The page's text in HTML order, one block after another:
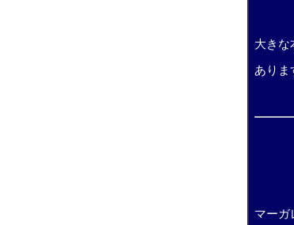
大きな
ありま
マーガ